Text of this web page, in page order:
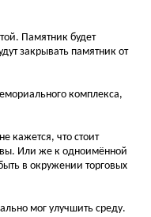
Памятник будет
закрывать памятник от
комплекса,
кажется, что стоит
Или же к одноимённой
в окружении торговых
мог улучшить среду.